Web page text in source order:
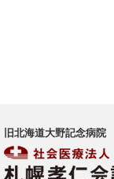
旧北海道大野記念病院